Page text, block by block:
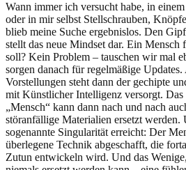
Wann immer ich versucht habe, in
oder in mir selbst Stellschrauben,
blieb meine Suche ergebnislos. Den
stellt das neue Mindset dar. Ein
soll? Kein Problem – tauschen wir mal
sorgen danach für regelmäßige
Vorstellungen steht dann der gechipte
mit Künstlicher Intelligenz versorgt. Das
„Mensch“ kann dann nach und nach
störanfällige Materialien ersetzt werden.
sogenannte Singularität erreicht: Der
überlegene Technik abgeschafft, die
Zutun entwickeln wird. Und das